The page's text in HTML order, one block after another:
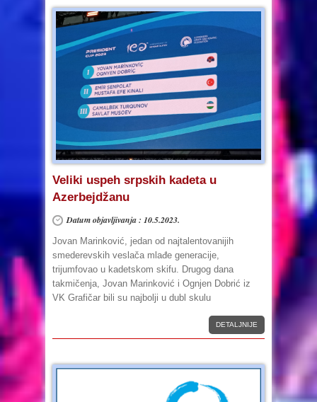
Veliki uspeh srpskih kadeta u
Azerbejdžanu
Datum objavljivanja : 10.5.2023.
Jovan Marinković, jedan od najtalentovanijih
smederevskih veslača mlađe generacije,
trijumfovao u kadetskom skifu. Drugog dana
takmičenja, Jovan Marinković i Ognjen Dobrić iz
VK Grafičar bili su najbolji u dubl skulu
DETALJNIJE